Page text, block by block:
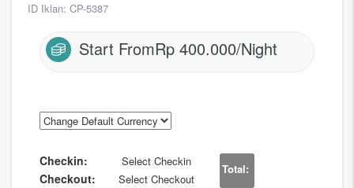
ID Iklan: CP-5387
Start FromRp 400.000/Night
Checkin: Select Checkin
Checkout: Select Checkout
Total: